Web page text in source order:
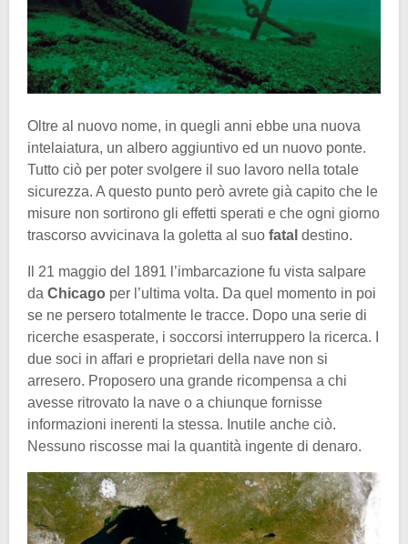
Oltre al nuovo nome, in quegli anni ebbe una nuova
intelaiatura, un albero aggiuntivo ed un nuovo ponte.
Tutto ciò per poter svolgere il suo lavoro nella totale
sicurezza. A questo punto però avrete già capito che le
misure non sortirono gli effetti sperati e che ogni giorno
trascorso avvicinava la goletta al suo fatal destino.
Il 21 maggio del 1891 l’imbarcazione fu vista salpare
da Chicago per l’ultima volta. Da quel momento in poi
se ne persero totalmente le tracce. Dopo una serie di
ricerche esasperate, i soccorsi interruppero la ricerca. I
due soci in affari e proprietari della nave non si
arresero. Proposero una grande ricompensa a chi
avesse ritrovato la nave o a chiunque fornisse
informazioni inerenti la stessa. Inutile anche ciò.
Nessuno riscosse mai la quantità ingente di denaro.